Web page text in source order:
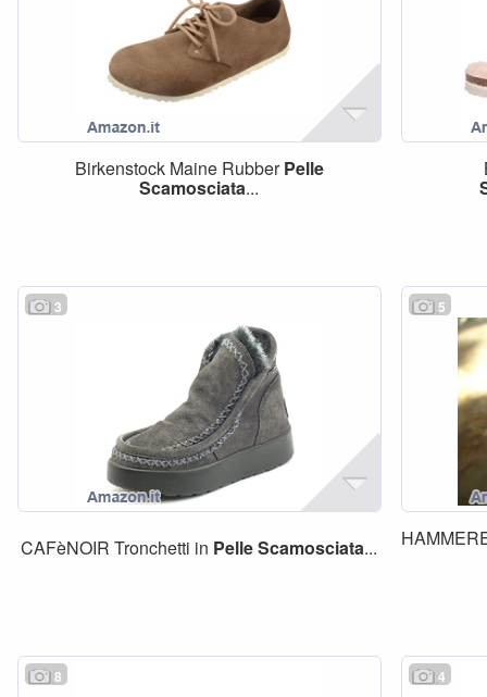
Birkenstock Maine RubberPelle
Scamosciata...
3
CAFèNOIR Tronchetti in PelleScamosciata...
5
8 4